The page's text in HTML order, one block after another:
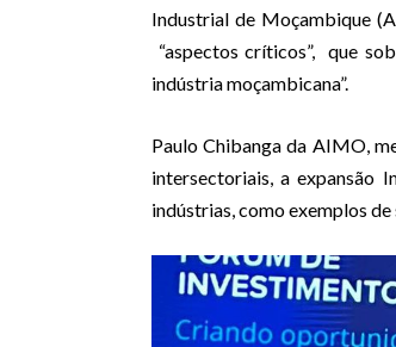
Industrial de Moçambique
“aspectos críticos”, que
indústria moçambicana”.
Paulo Chibanga da AIMO,
intersectoriais, a expansão
indústrias, como exemplos